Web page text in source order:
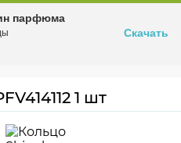
11, к. 1
1 шт
парфюма
Скачать